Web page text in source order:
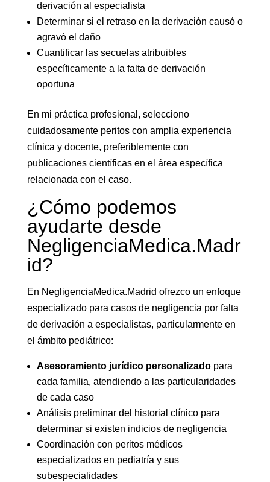
derivación al especialista
Determinar si el retraso en la derivación causó o
agravó el daño
Cuantificar las secuelas atribuibles
específicamente a la falta de derivación
oportuna
En mi práctica profesional, selecciono
cuidadosamente peritos con amplia experiencia
clínica y docente, preferiblemente con
publicaciones científicas en el área específica
relacionada con el caso.
¿Cómo podemos
ayudarte desde
NegligenciaMedica.Madr
id?
En NegligenciaMedica.Madrid ofrezco un enfoque
especializado para casos de negligencia por falta
de derivación a especialistas, particularmente en
el ámbito pediátrico:
Asesoramiento jurídico personalizadopara
cada familia, atendiendo a las particularidades
de cada caso
Análisis preliminar del historial clínico para
determinar si existen indicios de negligencia
Coordinación con peritos médicos
especializados en pediatría y sus
subespecialidades